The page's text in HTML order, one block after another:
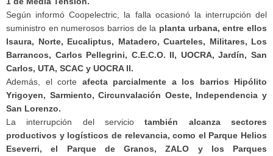
Según informó Coopelectric, la falla ocasionó la interrupción del
suministro en numerosos barrios de la planta urbana, entre ellos
Isaura, Norte, Eucaliptus, Matadero, Cuarteles, Militares, Los
Barrancos, Carlos Pellegrini, C.E.C.O. II, UOCRA, Jardín, San
Carlos, UTA, SCAC y UOCRA II.
Además, el corte afecta parcialmente a los barrios Hipólito
Yrigoyen, Sarmiento, Circunvalación Oeste, Independencia y
San Lorenzo.
La interrupción del serviciotambién alcanza sectores
productivos y logísticos de relevancia, como el Parque Helios
Eseverri, el Parque de Granos, ZALO y los Parques